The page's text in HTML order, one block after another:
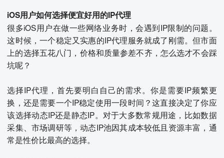
iOS用户如何选择便宜好用的IP代理
很多iOS用户在做一些网络业务时，会遇到IP限制的问题。
这时候，一个稳定又实惠的IP代理服务就成了刚需。但市面
上的选择五花八门，价格和质量参差不齐，怎么选才不会踩
坑呢？
选择IP代理，首先要明白自己的需求。你是需要IP频繁更
换，还是需要一个IP稳定使用一段时间？这直接决定了你应
该选择动态IP还是静态IP。对于大多数常规用途，比如数据
采集、市场调研等，动态IP池因其成本较低且资源丰富，通
常是性价比最高的选择。